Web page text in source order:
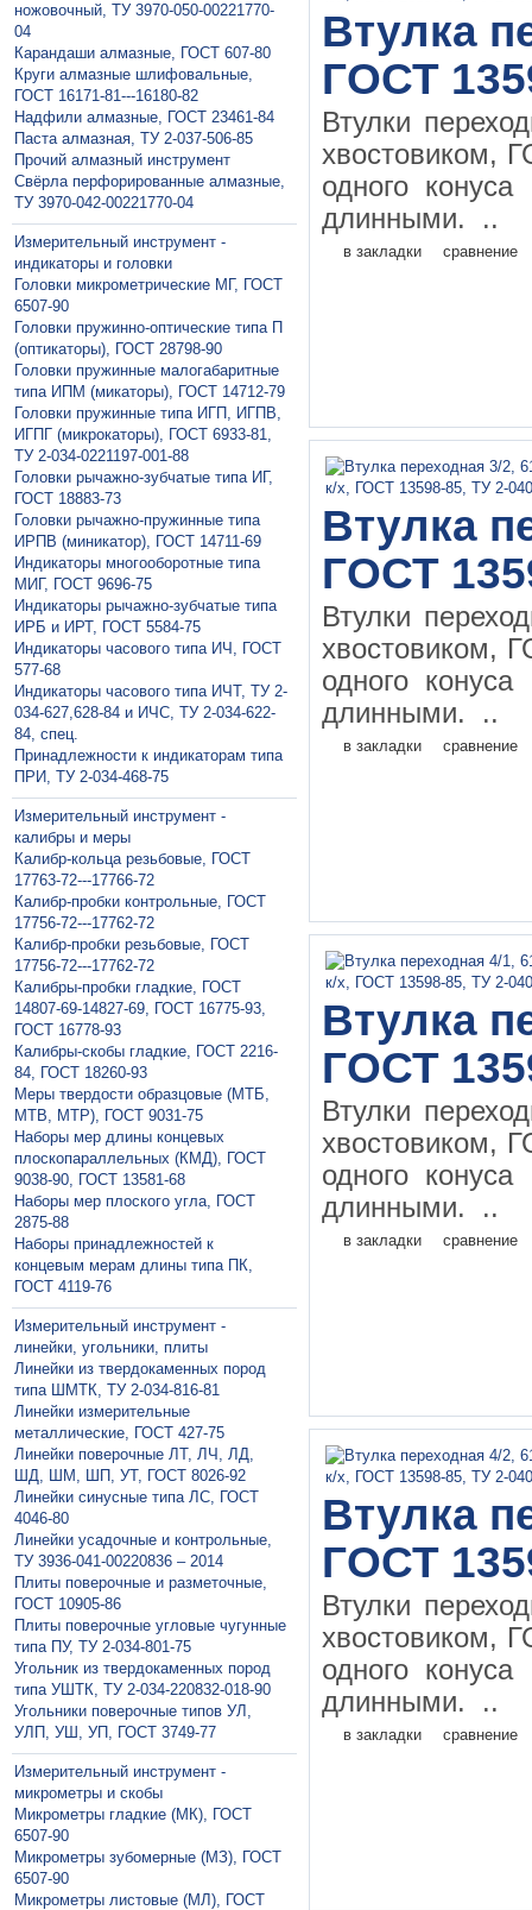
ножовочный, ТУ 3970-050-00221770-
04
Карандаши алмазные, ГОСТ 607-80
Круги алмазные шлифовальные,
ГОСТ 16171-81---16180-82
Надфили алмазные, ГОСТ 23461-84
Паста алмазная, ТУ 2-037-506-85
Прочий алмазный инструмент
Свёрла перфорированные алмазные,
ТУ 3970-042-00221770-04
Измерительный инструмент -
индикаторы и головки
Головки микрометрические МГ, ГОСТ
6507-90
Головки пружинно-оптические типа П
(оптикаторы), ГОСТ 28798-90
Головки пружинные малогабаритные
типа ИПМ (микаторы), ГОСТ 14712-79
Головки пружинные типа ИГП, ИГПВ,
ИГПГ (микрокаторы), ГОСТ 6933-81,
ТУ 2-034-0221197-001-88
Головки рычажно-зубчатые типа ИГ,
ГОСТ 18883-73
Головки рычажно-пружинные типа
ИРПВ (миникатор), ГОСТ 14711-69
Индикаторы многооборотные типа
МИГ, ГОСТ 9696-75
Индикаторы рычажно-зубчатые типа
ИРБ и ИРТ, ГОСТ 5584-75
Индикаторы часового типа ИЧ, ГОСТ
577-68
Индикаторы часового типа ИЧТ, ТУ 2-
034-627,628-84 и ИЧС, ТУ 2-034-622-
84, спец.
Принадлежности к индикаторам типа
ПРИ, ТУ 2-034-468-75
Измерительный инструмент -
калибры и меры
Калибр-кольца резьбовые, ГОСТ
17763-72---17766-72
Калибр-пробки контрольные, ГОСТ
17756-72---17762-72
Калибр-пробки резьбовые, ГОСТ
17756-72---17762-72
Калибры-пробки гладкие, ГОСТ
14807-69-14827-69, ГОСТ 16775-93,
ГОСТ 16778-93
Калибры-скобы гладкие, ГОСТ 2216-
84, ГОСТ 18260-93
Меры твердости образцовые (МТБ,
МТВ, МТР), ГОСТ 9031-75
Наборы мер длины концевых
плоскопараллельных (КМД), ГОСТ
9038-90, ГОСТ 13581-68
Наборы мер плоского угла, ГОСТ
2875-88
Наборы принадлежностей к
концевым мерам длины типа ПК,
ГОСТ 4119-76
Измерительный инструмент -
линейки, угольники, плиты
Линейки из твердокаменных пород
типа ШМТК, ТУ 2-034-816-81
Линейки измерительные
металлические, ГОСТ 427-75
Линейки поверочные ЛТ, ЛЧ, ЛД,
ШД, ШМ, ШП, УТ, ГОСТ 8026-92
Линейки синусные типа ЛС, ГОСТ
4046-80
Линейки усадочные и контрольные,
ТУ 3936-041-00220836 – 2014
Плиты поверочные и разметочные,
ГОСТ 10905-86
Плиты поверочные угловые чугунные
типа ПУ, ТУ 2-034-801-75
Угольник из твердокаменных пород
типа УШТК, ТУ 2-034-220832-018-90
Угольники поверочные типов УЛ,
УЛП, УШ, УП, ГОСТ 3749-77
Измерительный инструмент -
микрометры и скобы
Микрометры гладкие (МК), ГОСТ
6507-90
Микрометры зубомерные (МЗ), ГОСТ
6507-90
Микрометры листовые (МЛ), ГОСТ
Втулка
ГОСТ
Втулки
хвостовиком,
одного
длинными. ..
в закладки сравнение
Втулка
ГОСТ
Втулки
хвостовиком,
одного
длинными. ..
в закладки сравнение
Втулка
ГОСТ
Втулки
хвостовиком,
одного
длинными. ..
в закладки сравнение
Втулка
ГОСТ
Втулки
хвостовиком,
одного
длинными. ..
в закладки сравнение